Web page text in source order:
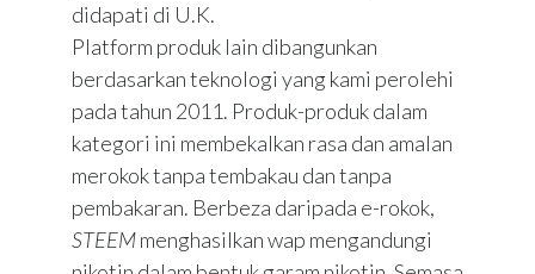
didapati di U.K.
Platform produk lain dibangunkan
berdasarkan teknologi yang kami perolehi
pada tahun 2011. Produk-produk dalam
kategori ini membekalkan rasa dan amalan
merokok tanpa tembakau dan tanpa
pembakaran. Berbeza daripada e-rokok,
STEEMmenghasilkan wap mengandungi